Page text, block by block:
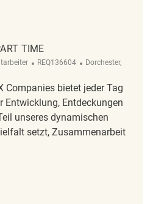
REQ124016
TIME
ReqId
REQ136604 Ort
Dorchester,
Companies bietet jeder Tag
Entwicklung, Entdeckungen
unseres dynamischen
setzt, Zusammenarbeit
Time REQ136604